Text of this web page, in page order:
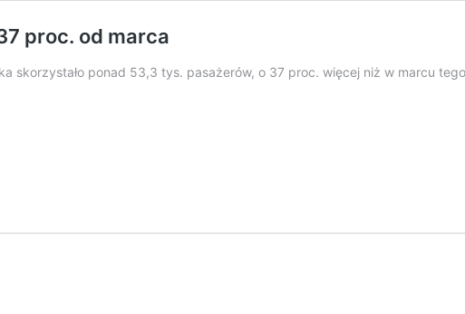
proc. od marca
skorzystało ponad 53,3 tys. pasażerów, o 37 proc. więcej niż w marcu